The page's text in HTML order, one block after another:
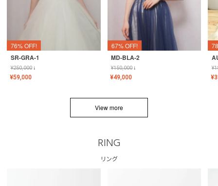
76% OFF!
SR-GRA-1
¥250,000↓
¥59,000
67% OFF!
MD-BLA-2
¥150,000↓
¥49,000
¥
¥
View more
RING
リング